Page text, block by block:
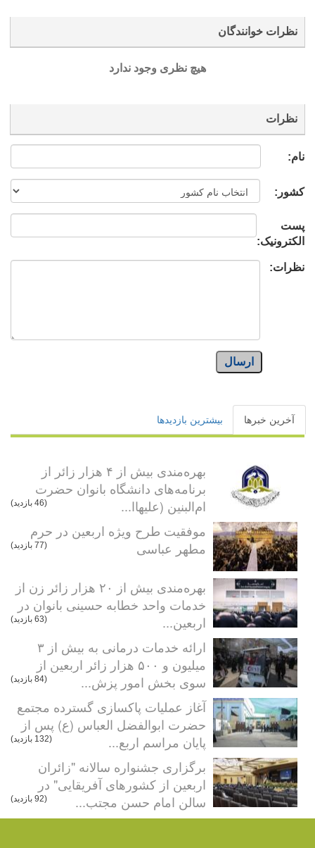
نظرات خوانندگان
هیچ نظری وجود ندارد
نظرات
نام:
کشور:
پست
الکترونیک:
نظرات:
ارسال
آخرین خبرها بیشترین بازدیدها
بهره‌مندی بیش از ۴ هزار زائر از
برنامه‌های دانشگاه بانوان حضرت
ام‌البنین (علیهاا...
(46 بازدید)
موفقیت طرح ویژه اربعین در حرم
مطهر عباسی
(77 بازدید)
بهره‌مندی بیش از ۲۰ هزار زائر زن از
خدمات واحد خطابه حسینی بانوان در
اربعین...
(63 بازدید)
ارائه خدمات درمانی به بیش از ۳
میلیون و ۵۰۰ هزار زائر اربعین از
سوی بخش امور پزش...
(84 بازدید)
آغاز عملیات پاکسازی گسترده مجتمع
حضرت ابوالفضل العباس (ع) پس از
پایان مراسم اربع...
(132 بازدید)
برگزاری جشنواره سالانه "زائران
اربعین از کشورهای آفریقایی" در
سالن امام حسن مجتب...
(92 بازدید)